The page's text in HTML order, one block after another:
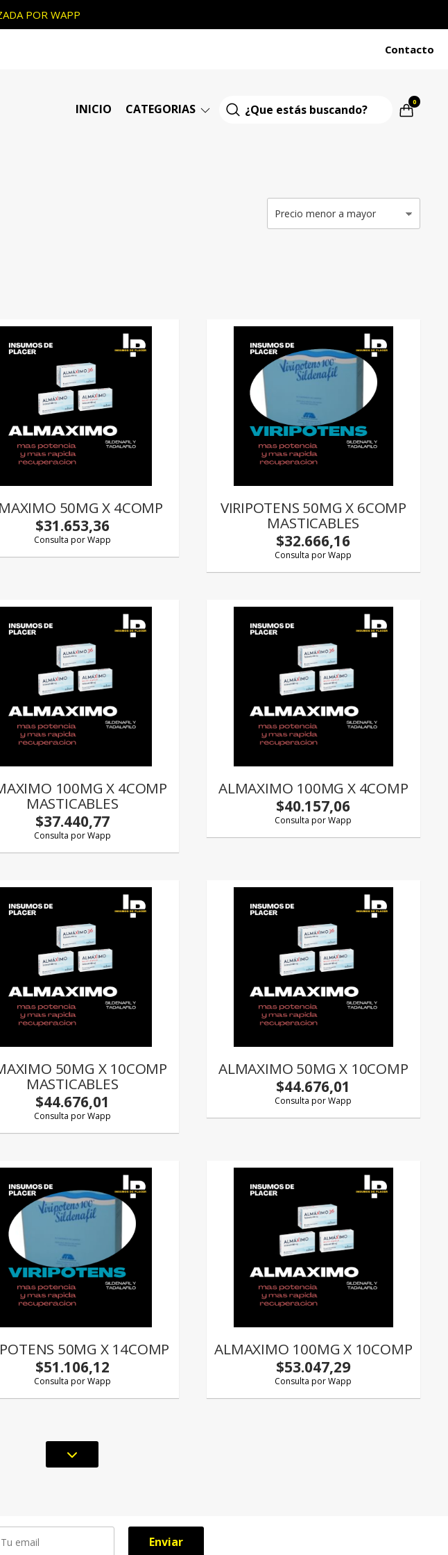
POR WAPP
Contacto
INICIO CATEGORIAS 0
50MG X 4COMP
$31.653,36
Consulta por Wapp
VIRIPOTENS 50MG X 6COMP
MASTICABLES
$32.666,16
Consulta por Wapp
100MG X 4COMP
MASTICABLES
$37.440,77
Consulta por Wapp
ALMAXIMO 100MG X 4COMP
$40.157,06
Consulta por Wapp
50MG X 10COMP
MASTICABLES
$44.676,01
Consulta por Wapp
ALMAXIMO 50MG X 10COMP
$44.676,01
Consulta por Wapp
50MG X 14COMP
$51.106,12
Consulta por Wapp
ALMAXIMO 100MG X 10COMP
$53.047,29
Consulta por Wapp
Enviar